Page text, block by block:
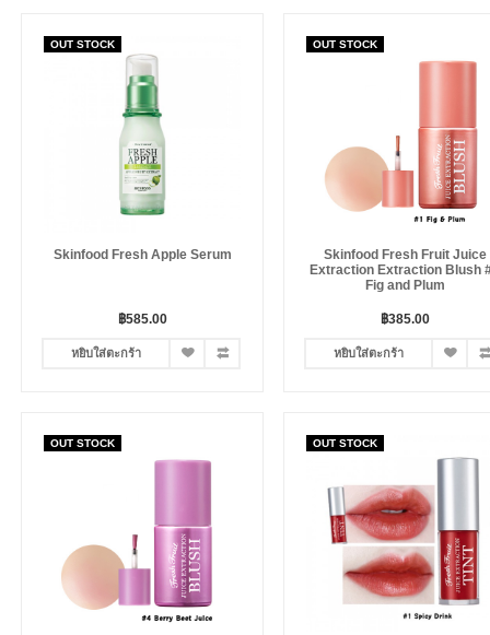
OUT STOCK
Skinfood Fresh Apple Serum
฿585.00
หยิบใส่ตะกร้า
OUT STOCK
Skinfood Fresh Fruit Juice
Extraction Extraction Blush
Fig and Plum
฿385.00
หยิบใส่ตะกร้า
OUT STOCK OUT STOCK